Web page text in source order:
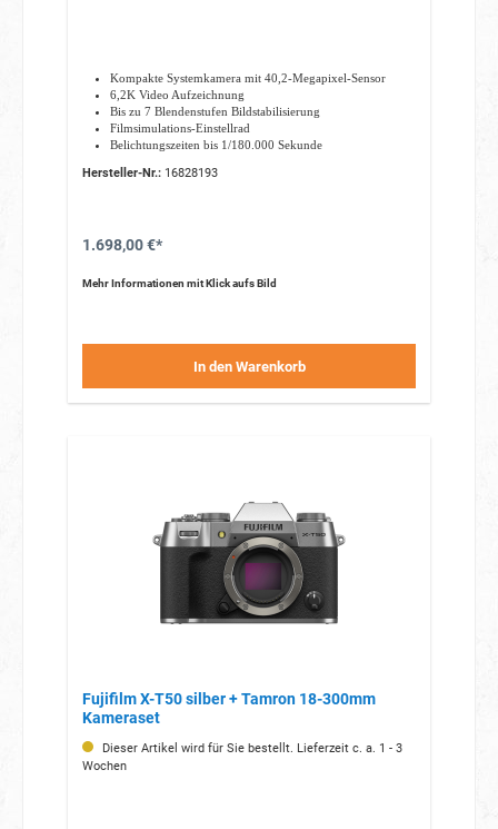
Kompakte Systemkamera mit 40,2-Megapixel-Sensor
6,2K Video Aufzeichnung
Bis zu 7 Blendenstufen Bildstabilisierung
Filmsimulations-Einstellrad
Belichtungszeiten bis 1/180.000 Sekunde
Mio.Bildpunkten
Hersteller-Nr.:16828193
1.698,00 €*
Mehr Informationen mit Klick aufs Bild
In den Warenkorb
Fujifilm X-T50 silber + Tamron 18-300mm
Kameraset
Dieser Artikel wird für Sie bestellt. Lieferzeit c. a. 1 - 3
Wochen